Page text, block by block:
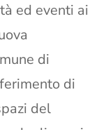
ed eventi ai
di
di
del